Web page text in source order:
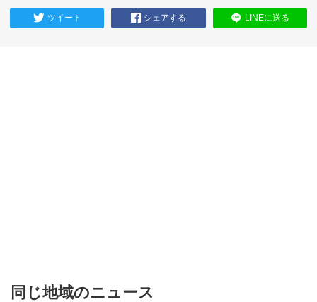
ツイート シェアする LINEに送る
同じ地域のニュース